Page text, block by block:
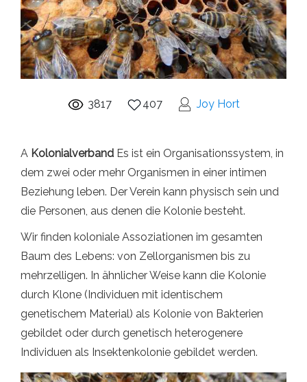
3817 407 Joy Hort
A Kolonialverband Es ist ein Organisationssystem, in
dem zwei oder mehr Organismen in einer intimen
Beziehung leben. Der Verein kann physisch sein und
die Personen, aus denen die Kolonie besteht.
Wir finden koloniale Assoziationen im gesamten
Baum des Lebens: von Zellorganismen bis zu
mehrzelligen. In ähnlicher Weise kann die Kolonie
durch Klone (Individuen mit identischem
genetischem Material) als Kolonie von Bakterien
gebildet oder durch genetisch heterogenere
Individuen als Insektenkolonie gebildet werden.